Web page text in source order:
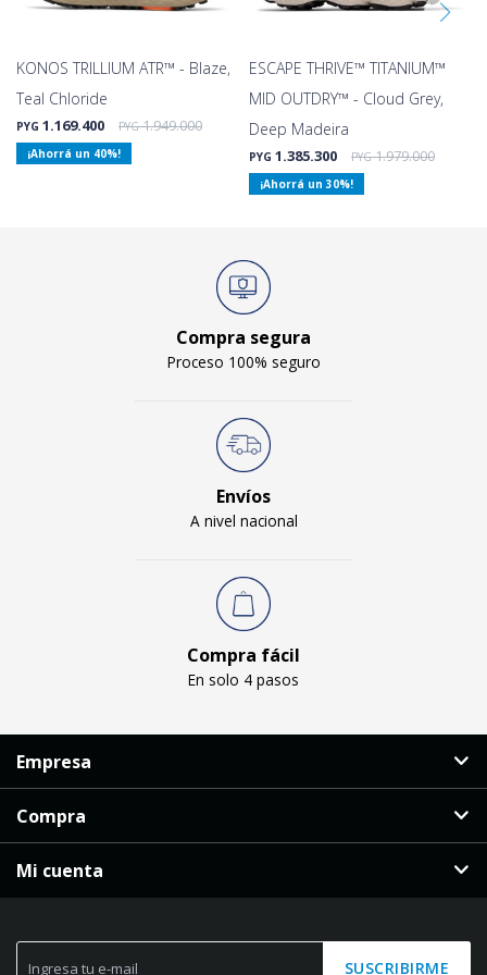
KONOS TRILLIUM ATR™ - Blaze,
Teal Chloride
PYG 1.169.400 PYG 1.949.000
40
ESCAPE THRIVE™ TITANIUM™
MID OUTDRY™ - Cloud Grey,
Deep Madeira
PYG 1.385.300 PYG 1.979.000
30
Compra segura
Proceso 100% seguro
Envíos
A nivel nacional
Compra fácil
En solo 4 pasos
SUSCRIBIRME
Empresa
Compra
Mi cuenta